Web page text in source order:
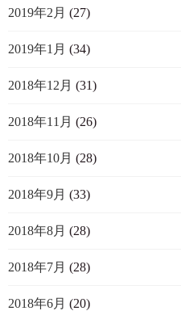
2019年2月 (27)
2019年1月 (34)
2018年12月 (31)
2018年11月 (26)
2018年10月 (28)
2018年9月 (33)
2018年8月 (28)
2018年7月 (28)
2018年6月 (20)